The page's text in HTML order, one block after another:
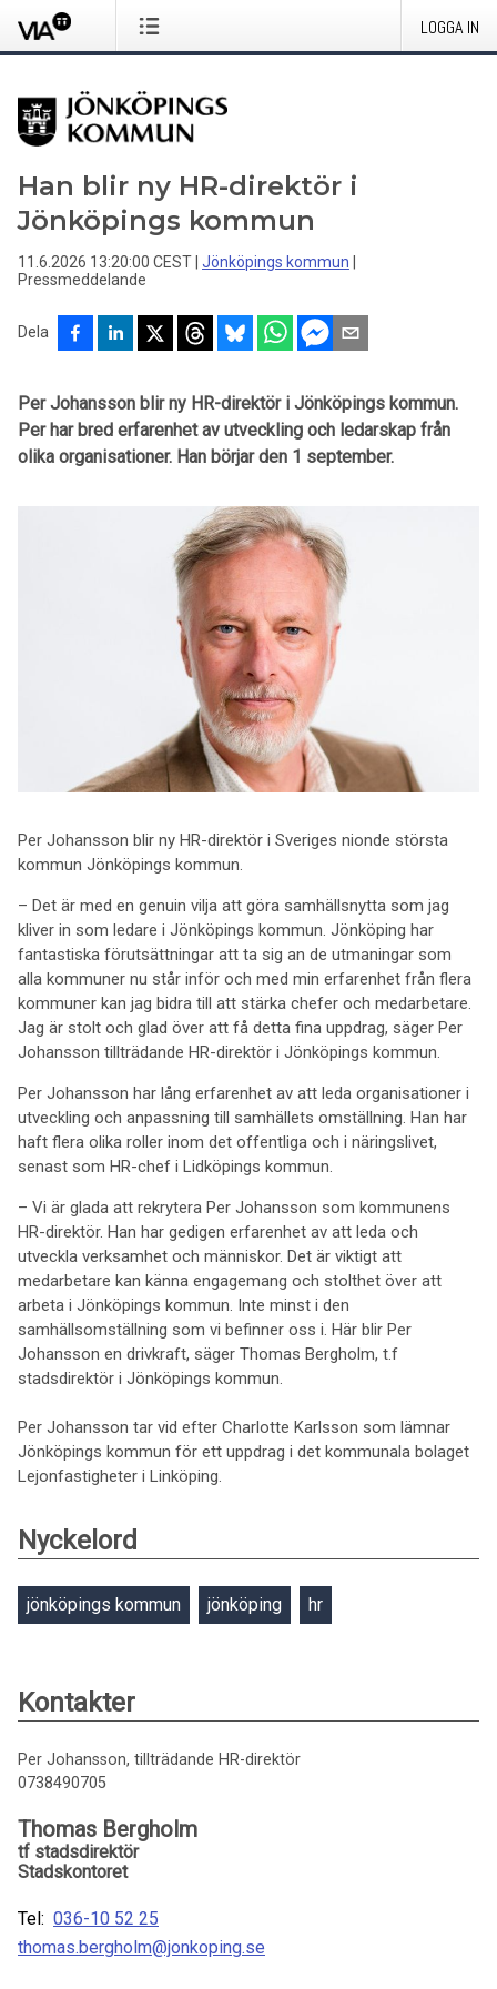
LOGGA IN
Han blir ny HR-direktör i
Jönköpings kommun
11.6.2026 13:20:00 CEST Jönköpings kommun
Pressmeddelande
Dela
Per Johansson blir ny HR-direktör i Jönköpings kommun.
Per har bred erfarenhet av utveckling och ledarskap från
olika organisationer. Han börjar den 1 september.
Per Johansson blir ny HR-direktör i Sveriges nionde största
kommun Jönköpings kommun.
– Det är med en genuin vilja att göra samhällsnytta som jag
kliver in som ledare i Jönköpings kommun. Jönköping har
fantastiska förutsättningar att ta sig an de utmaningar som
alla kommuner nu står inför och med min erfarenhet från flera
kommuner kan jag bidra till att stärka chefer och medarbetare.
Jag är stolt och glad över att få detta fina uppdrag, säger Per
Johansson tillträdande HR-direktör i Jönköpings kommun.
Per Johansson har lång erfarenhet av att leda organisationer i
utveckling och anpassning till samhällets omställning. Han har
haft flera olika roller inom det offentliga och i näringslivet,
senast som HR-chef i Lidköpings kommun.
– Vi är glada att rekrytera Per Johansson som kommunens
HR-direktör. Han har gedigen erfarenhet av att leda och
utveckla verksamhet och människor. Det är viktigt att
medarbetare kan känna engagemang och stolthet över att
arbeta i Jönköpings kommun. Inte minst i den
samhällsomställning som vi befinner oss i. Här blir Per
Johansson en drivkraft, säger Thomas Bergholm, t.f
stadsdirektör i Jönköpings kommun.
Per Johansson tar vid efter Charlotte Karlsson som lämnar
Jönköpings kommun för ett uppdrag i det kommunala bolaget
Lejonfastigheter i Linköping.
Nyckelord
jönköpings kommun jönköping hr
Kontakter
Per Johansson, tillträdande HR-direktör
0738490705
Thomas Bergholm
tf stadsdirektör
Stadskontoret
Tel: 036-10 52 25
thomas.bergholm@jonkoping.se